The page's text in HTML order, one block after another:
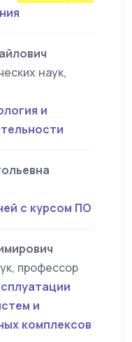
наук,
и
с курсом ПО
профессор
и
комплексов